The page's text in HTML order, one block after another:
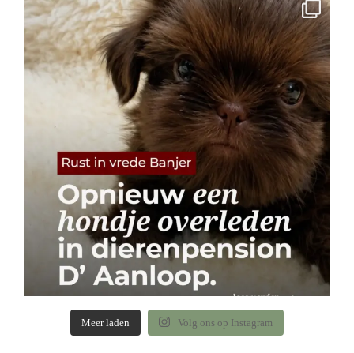
Meer laden Volg ons op Instagram